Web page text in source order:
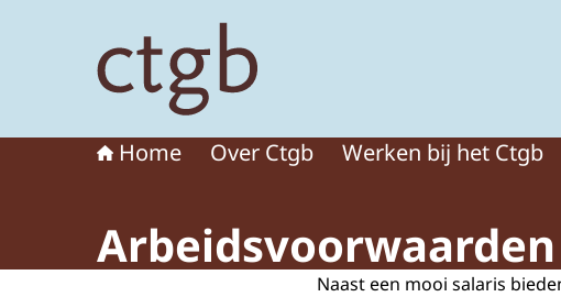
Home Over Ctgb Werken bij het Ctgb
Arbeidsvoorwaarden
Naast een mooi salaris